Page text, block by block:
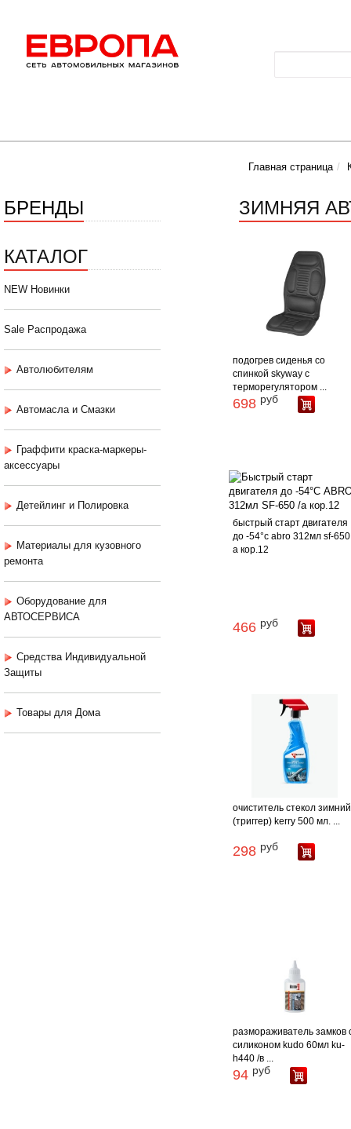
Главная страница
БРЕНДЫ
КАТАЛОГ
NEW Новинки
Sale Распродажа
Автолюбителям
Автомасла и Смазки
Граффити краска-маркеры-
аксессуары
Детейлинг и Полировка
Материалы для кузовного
ремонта
Оборудование для
АВТОСЕРВИСА
Средства Индивидуальной
Защиты
Товары для Дома
ЗИМНЯЯ
подогрев сиденья со
спинкой skyway с
терморегулятором ...
698 руб
быстрый старт двигателя
до -54°с abro 312мл sf-
а кор.12
466 руб
очиститель стекол зимний
(триггер) kerry 500 мл. ...
298 руб
размораживатель замков
силиконом kudo 60мл ku-
h440 /в ...
94 руб